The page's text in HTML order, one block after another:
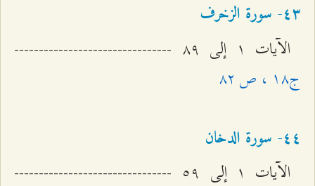
٤٣- سورة الزخرف
الآيات ۱ إلى ۸٩ --------------------------------
ج۱۸ ، ص ۸٢
٤٤- سورة الدخان
الآيات ۱ إلى ٥٩ --------------------------------